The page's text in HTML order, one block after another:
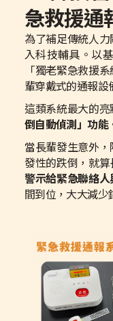
急救援通
為了補足傳統人
入科技輔具。以
「獨老緊急救援
輩穿戴式的通報設
這類系統最大的
倒自動偵測」功能
當長輩發生意外
發性的跌倒，就算
警示給緊急聯絡
間到位，大大減少